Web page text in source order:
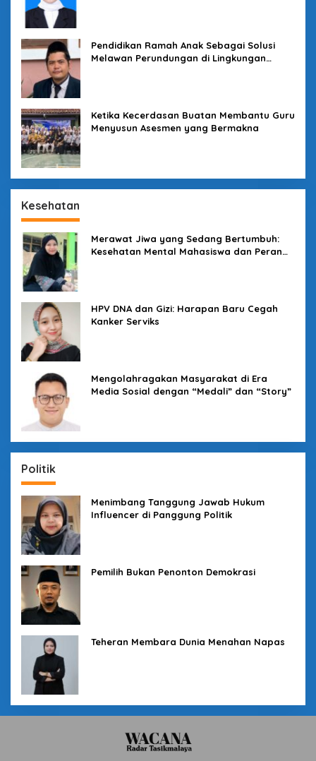
Pendidikan Ramah Anak Sebagai Solusi
Melawan Perundungan di Lingkungan
Ketika Kecerdasan Buatan Membantu Guru
Menyusun Asesmen yang Bermakna
Kesehatan
Merawat Jiwa yang Sedang Bertumbuh:
Kesehatan Mental Mahasiswa dan Peran
HPV DNA dan Gizi: Harapan Baru Cegah
Kanker Serviks
Mengolahragakan Masyarakat di Era
Media Sosial dengan “Medali” dan “Story”
Politik
Menimbang Tanggung Jawab Hukum
Influencer di Panggung Politik
Pemilih Bukan Penonton Demokrasi
Teheran Membara Dunia Menahan Napas